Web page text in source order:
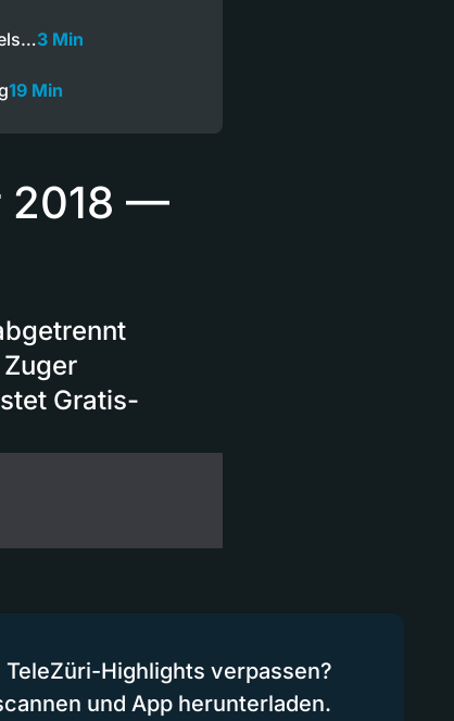
3 Min
19 Min
2018 —
Gratis-
TeleZüri-Highlights verpassen?
und App herunterladen.